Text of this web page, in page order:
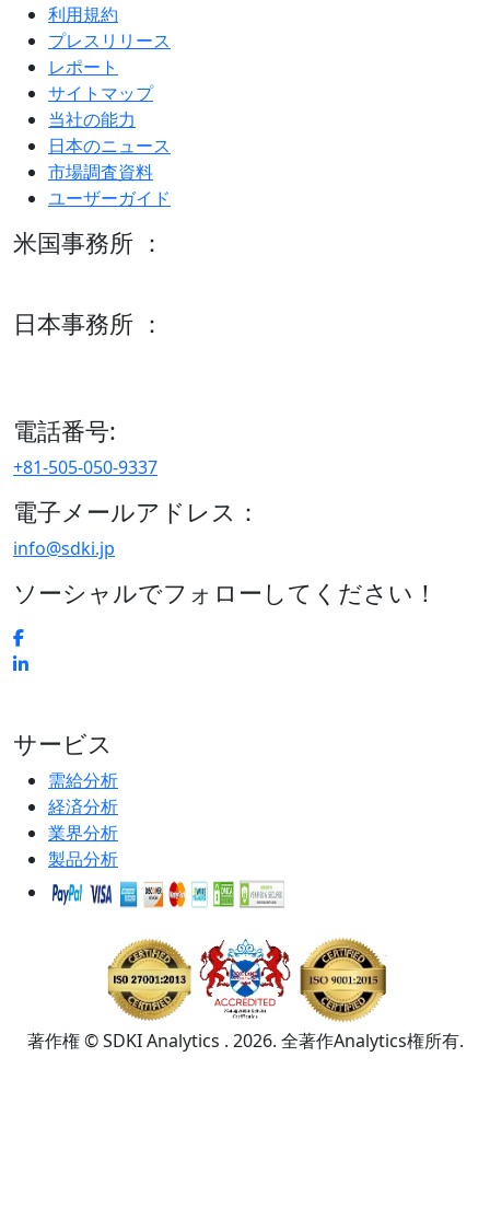
利用規約
プレスリリース
レポート
サイトマップ
当社の能力
日本のニュース
市場調査資料
ユーザーガイド
米国事務所 ：
日本事務所 ：
電話番号:
+81-505-050-9337
電子メールアドレス：
info@sdki.jp
ソーシャルでフォローしてください！
サービス
需給分析
経済分析
業界分析
製品分析
著作権 © SDKI Analytics . 2026. 全著作Analytics権所有.